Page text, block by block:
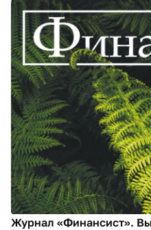
Журнал «Финансист».